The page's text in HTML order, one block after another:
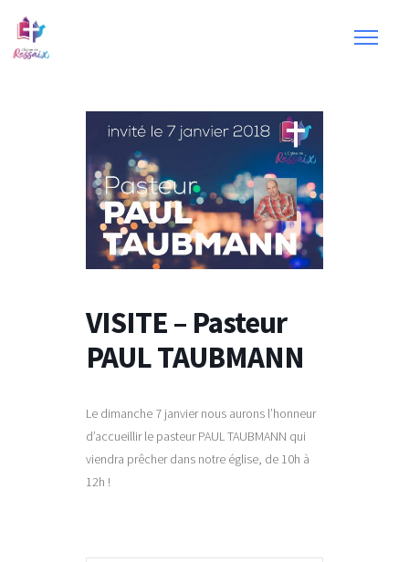
VISITE – Pasteur
PAUL TAUBMANN
Le dimanche 7 janvier nous aurons l’honneur
d’accueillir le pasteur PAUL TAUBMANN qui
viendra prêcher dans notre église, de 10h à
12h !